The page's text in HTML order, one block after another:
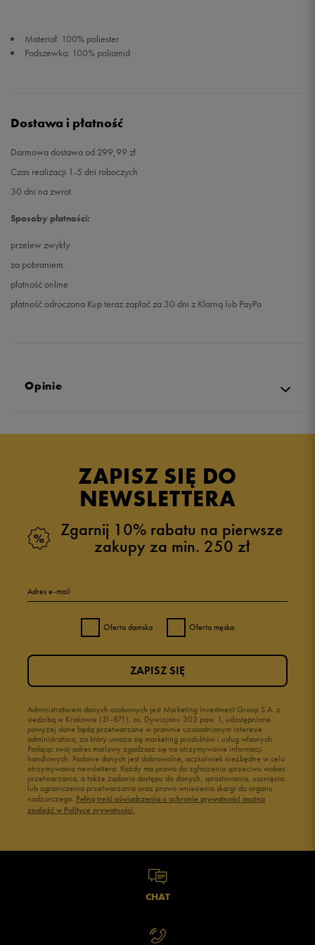
Materiał: 100% poliester
Podszewka: 100% poliamid
Dostawa i płatność
Darmowa dostawa od 299,99 zł
Czas realizacji 1-5 dni roboczych
30 dni na zwrot
Sposoby płatności:
przelew zwykły
za pobraniem
płatność online
płatność odroczona Kup teraz zapłać za 30 dni z Klarną lub PayPo
Opinie
ZAPISZ SIĘ DO
NEWSLETTERA
Zgarnij 10% rabatu na pierwsze
zakupy za min. 250 zł
Adres e-mail
Oferta damska Oferta męska
Administratorem danych osobowych jest Marketing Investment Group S.A. z
siedzibą w Krakowie (31-871), os. Dywizjonu 303 paw. 1, udostępnione
powyżej dane będą przetwarzane w prawnie uzasadnionym interesie
administratora, za który uważa się marketing produktów i usług własnych.
Podając swój adres mailowy zgadzasz się na otrzymywanie informacji
handlowych. Podanie danych jest dobrowolne, aczkolwiek niezbędne w celu
otrzymywania newslettera. Każdy ma prawo do zgłoszenia sprzeciwu wobec
przetwarzania, a także żądania dostępu do danych, sprostowania, usunięcia
lub ograniczenia przetwarzania oraz prawo wniesienia skargi do organu
nadzorczego. Pełną treść oświadczenia o ochronie prywatności można
znaleźć w Polityce prywatności.
ZAPISZ SIĘ
CHAT